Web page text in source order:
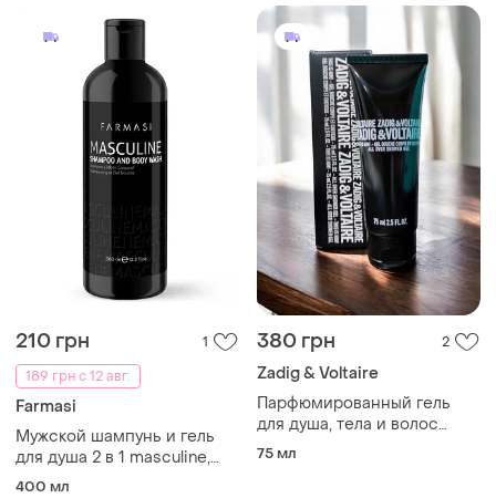
210 грн
1
189 грн с 12 авг.
Farmasi
Мужской шампунь и гель
для душа 2 в 1 masculine,
360 мл
400 мл
380 грн 2
Zadig & Voltaire
Парфюмированный гель
для душа, тела и волос
zadig &amp; voltaire 75 мл
75 мл